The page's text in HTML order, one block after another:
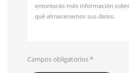
entontarás más información
qué almacenamos sus datos.
Campos obligatorios*